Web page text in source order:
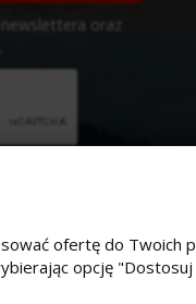
oraz
ofertę do
opcję